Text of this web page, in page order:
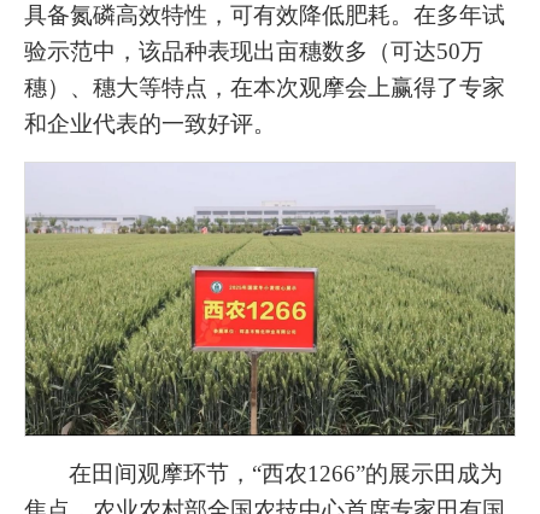
具备氮磷高效特性，可有效降低肥耗。在多年试
验示范中，该品种表现出亩穗数多（可达50万
穗）、穗大等特点，在本次观摩会上赢得了专家
和企业代表的一致好评。
在田间观摩环节，“西农1266”的展示田成为